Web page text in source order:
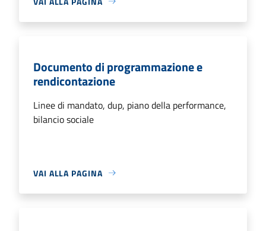
Documento di programmazione e
rendicontazione
Linee di mandato, dup, piano della performance,
bilancio sociale
VAI ALLA PAGINA